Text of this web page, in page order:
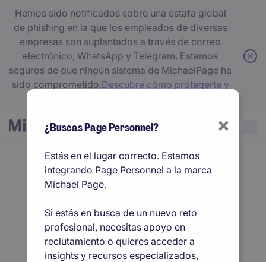
Hemos sido notificados sobre una estafa global
de phishing en la que los empleados de diversas
empresas son suplantados a través de correo
electrónico, WhatsApp y Telegram. Estamos
seguros de que ningún sistema de MichaelPage ha
sido comprometido.Descubre cómo protegerte y
Conectamos talento
que marca la
diferencia
×
¿Buscas Page Personnel?
Estás en el lugar correcto. Estamos
integrando Page Personnel a la marca
Michael Page.
Si estás en busca de un nuevo reto
profesional, necesitas apoyo en
reclutamiento o quieres acceder a
insights y recursos especializados,